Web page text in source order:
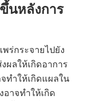
นหลังการ
พร่กระจายไปยัง
ผลให้เกิดอาการ
ทำให้เกิดแผลใน
อาจทำให้เกิด